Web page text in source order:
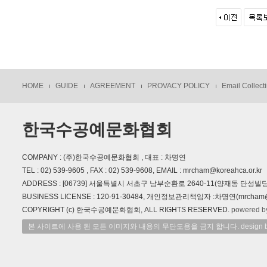
HOME GUIDE AGREEMENT PROVACY POLICY Email
한국수공예문화협회
COMPANY : (주)한국수공예문화협회 , 대표 : 차명연
TEL : 02) 539-9605 , FAX : 02) 539-9608, EMAIL : mrcham@koreahca.or.kr
ADDRESS : [06739] 서울특별시 서초구 남부순환로 2640-11(양재동 단성빌
BUSINESS LICENSE : 120-91-30484, 개인정보관리책임자 :차명연
COPYRIGHT (c) 한국수공예문화협회, ALL RIGHTS RESERVED. powered
본 사이트에 사용 된 모든 이미지와 내용의 무단도용을 금지 합니다. design